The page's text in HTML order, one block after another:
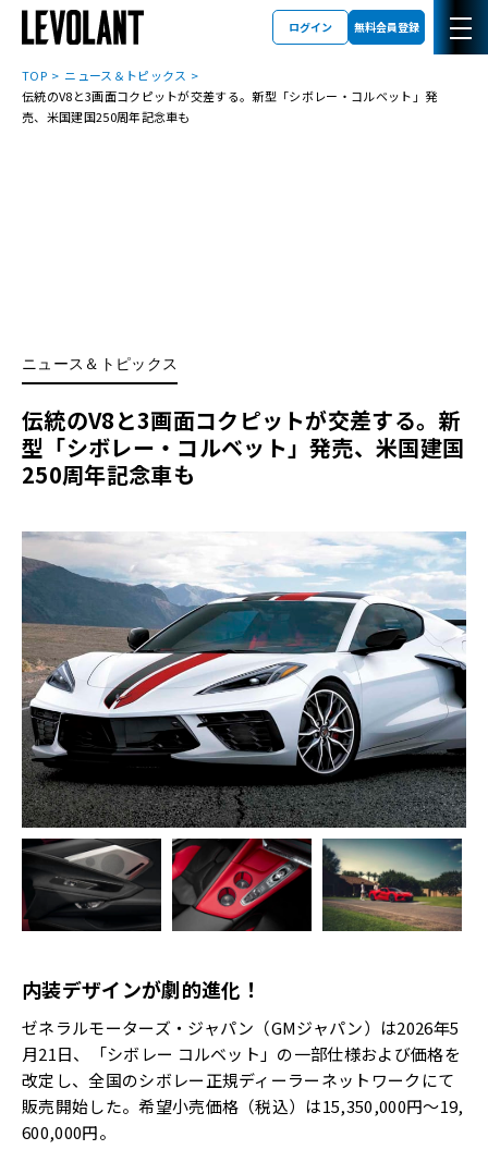
ログイン 無料会員登録
TOP
ニュース＆トピックス
伝統のV8と3画面コクピットが交差する。新型「シボレー・コルベット」発
売、米国建国250周年記念車も
ニュース＆トピックス
伝統のV8と3画面コクピットが交差する。新
型「シボレー・コルベット」発売、米国建国
250周年記念車も
内装デザインが劇的進化！
ゼネラルモーターズ・ジャパン（GMジャパン）は2026年5
月21日、「シボレー コルベット」の一部仕様および価格を
改定し、全国のシボレー正規ディーラーネットワークにて
販売開始した。希望小売価格（税込）は15,350,000円～19,
600,000円。